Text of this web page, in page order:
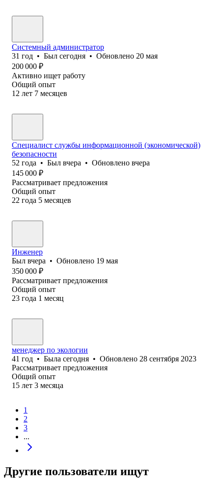
Системный администратор
31 год • Был сегодня • Обновлено 20 мая
200 000 ₽
Активно ищет работу
Общий опыт
12 лет 7 месяцев
Специалист службы информационной (экономической)
безопасности
52 года • Был вчера • Обновлено вчера
145 000 ₽
Рассматривает предложения
Общий опыт
22 года 5 месяцев
Инженер
Был вчера • Обновлено 19 мая
350 000 ₽
Рассматривает предложения
Общий опыт
23 года 1 месяц
менеджер по экологии
41 год • Была сегодня • Обновлено 28 сентября 2023
Рассматривает предложения
Общий опыт
15 лет 3 месяца
1
2
3
...
Другие пользователи ищут